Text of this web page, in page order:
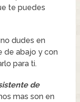
te puedes
dudes en
de abajo y con
para ti.
de
mas son en